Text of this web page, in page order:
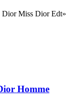
Dior Miss Dior Edt»
Homme